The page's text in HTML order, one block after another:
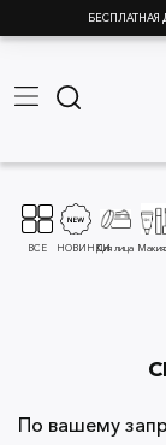
БЕСПЛАТНАЯ
ВСЕ НОВИНКИДля лица
По вашему